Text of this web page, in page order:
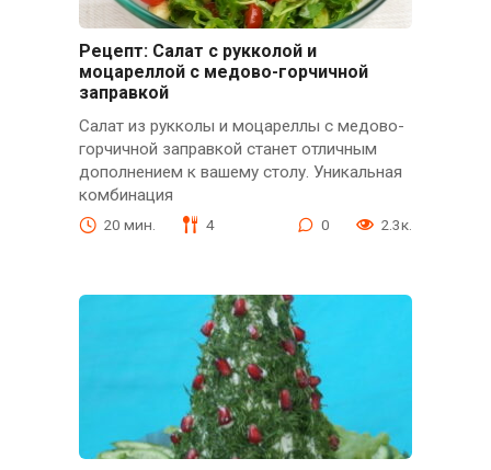
Рецепт: Салат с рукколой и
моцареллой с медово-горчичной
заправкой
Салат из рукколы и моцареллы с медово-
горчичной заправкой станет отличным
дополнением к вашему столу. Уникальная
комбинация
20 мин. 4 0 2.3к.